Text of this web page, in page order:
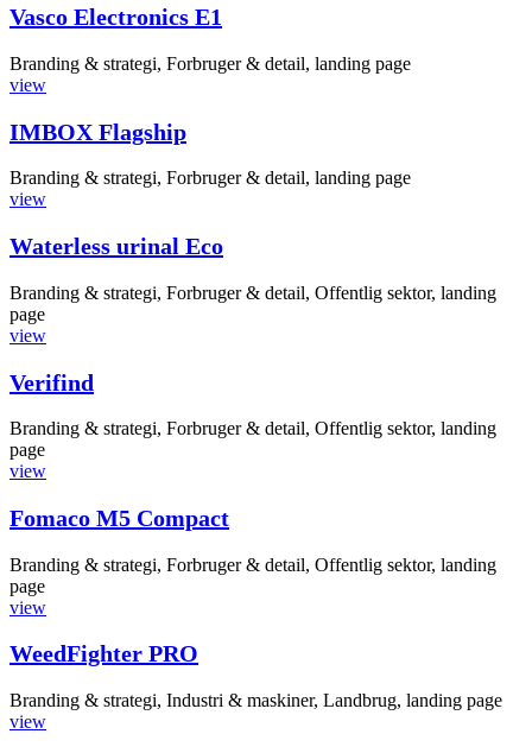
Vasco Electronics E1
Branding & strategi, Forbruger & detail, landing page
view
IMBOX Flagship
Branding & strategi, Forbruger & detail, landing page
view
Waterless urinal Eco
Branding & strategi, Forbruger & detail, Offentlig sektor, landing
page
view
Verifind
Branding & strategi, Forbruger & detail, Offentlig sektor, landing
page
view
Fomaco M5 Compact
Branding & strategi, Forbruger & detail, Offentlig sektor, landing
page
view
WeedFighter PRO
Branding & strategi, Industri & maskiner, Landbrug, landing page
view